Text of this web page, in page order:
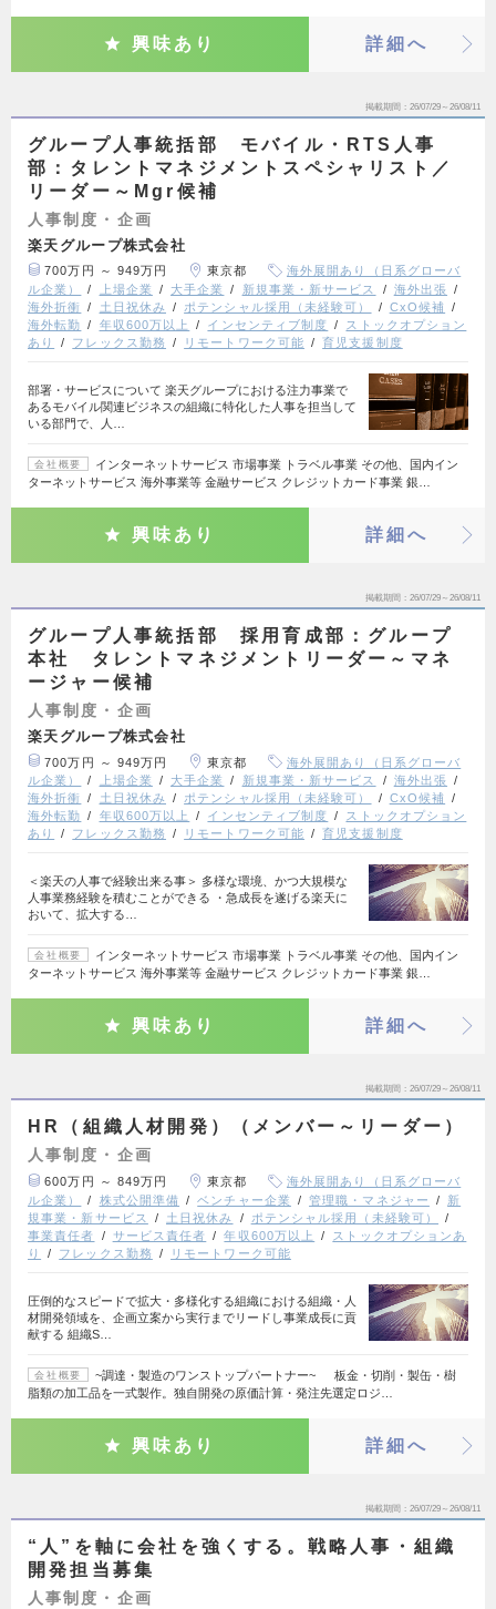
興味あり 詳細へ
掲載期間 26/07/29～26/08/11
グループ人事統括部 モバイル・RTS人事
部：タレントマネジメントスペシャリスト／
リーダー～Mgr候補
人事制度・企画
楽天グループ株式会社
700万円 ～ 949万円 東京都
海外展開あり（日系グローバ
ル企業）
上場企業 大手企業 新規事業・新サービス
海外出張
海外折衝
土日祝休み ポテンシャル採用（未経験可）
CxO候補
海外転勤
年収600万以上 インセンティブ制度
ストックオプション
あり
フレックス勤務 リモートワーク可能 育児支援制度
部署・サービスについて 楽天グループにおける注力事業で
あるモバイル関連ビジネスの組織に特化した人事を担当して
いる部門で、人…
会社概要
インターネットサービス 市場事業 トラベル事業 その他、国内イン
ターネットサービス 海外事業等 金融サービス クレジットカード事業 銀…
興味あり 詳細へ
掲載期間 26/07/29～26/08/11
グループ人事統括部 採用育成部：グループ
本社 タレントマネジメントリーダー～マネ
ージャー候補
人事制度・企画
楽天グループ株式会社
700万円 ～ 949万円 東京都
海外展開あり（日系グローバ
ル企業）
上場企業 大手企業 新規事業・新サービス
海外出張
海外折衝
土日祝休み ポテンシャル採用（未経験可）
CxO候補
海外転勤
年収600万以上 インセンティブ制度
ストックオプション
あり
フレックス勤務 リモートワーク可能 育児支援制度
＜楽天の人事で経験出来る事＞ 多様な環境、かつ大規模な
人事業務経験を積むことができる ・急成長を遂げる楽天に
おいて、拡大する…
会社概要
インターネットサービス 市場事業 トラベル事業 その他、国内イン
ターネットサービス 海外事業等 金融サービス クレジットカード事業 銀…
興味あり 詳細へ
掲載期間 26/07/29～26/08/11
HR（組織人材開発）（メンバー～リーダー）
人事制度・企画
600万円 ～ 849万円 東京都
海外展開あり（日系グローバ
ル企業）
株式公開準備 ベンチャー企業 管理職・マネジャー
新
規事業・新サービス
土日祝休み
ポテンシャル採用（未経験可）
事業責任者
サービス責任者 年収600万以上
ストックオプションあ
り
フレックス勤務 リモートワーク可能
圧倒的なスピードで拡大・多様化する組織における組織・人
材開発領域を、企画立案から実行までリードし事業成長に貢
献する 組織S…
会社概要
~調達・製造のワンストップパートナー~ 板金・切削・製缶・樹
脂類の加工品を一式製作。独自開発の原価計算・発注先選定ロジ…
興味あり 詳細へ
掲載期間 26/07/29～26/08/11
“人”を軸に会社を強くする。戦略人事・組織
開発担当募集
人事制度・企画